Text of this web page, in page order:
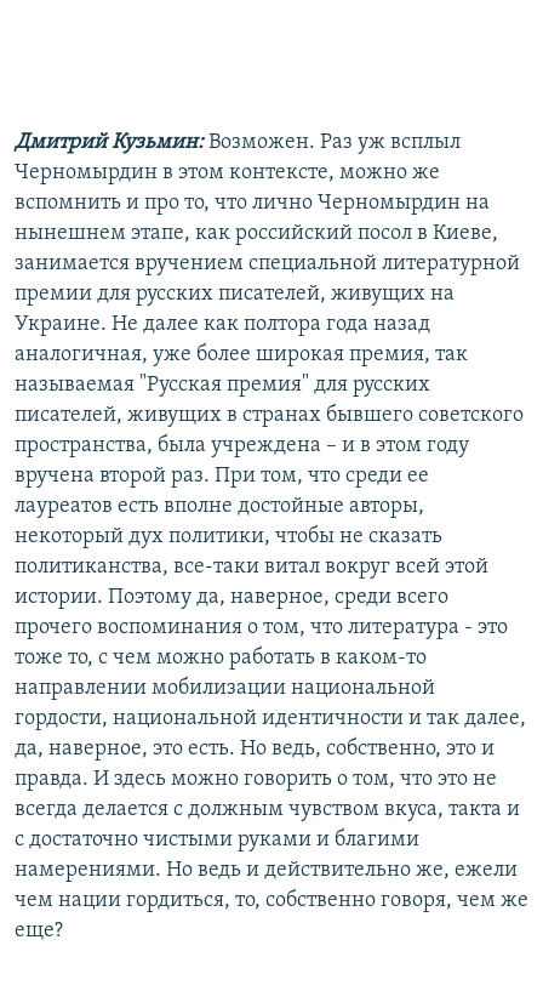
Дмитрий Кузьмин:Возможен. Раз уж всплыл
Черномырдин в этом контексте, можно же
вспомнить и про то, что лично Черномырдин на
нынешнем этапе, как российский посол в Киеве,
занимается вручением специальной литературной
премии для русских писателей, живущих на
Украине. Не далее как полтора года назад
аналогичная, уже более широкая премия, так
называемая "Русская премия" для русских
писателей, живущих в странах бывшего советского
пространства, была учреждена – и в этом году
вручена второй раз. При том, что среди ее
лауреатов есть вполне достойные авторы,
некоторый дух политики, чтобы не сказать
политиканства, все-таки витал вокруг всей этой
истории. Поэтому да, наверное, среди всего
прочего воспоминания о том, что литература - это
тоже то, с чем можно работать в каком-то
направлении мобилизации национальной
гордости, национальной идентичности и так далее,
да, наверное, это есть. Но ведь, собственно, это и
правда. И здесь можно говорить о том, что это не
всегда делается с должным чувством вкуса, такта и
с достаточно чистыми руками и благими
намерениями. Но ведь и действительно же, ежели
чем нации гордиться, то, собственно говоря, чем же
еще?